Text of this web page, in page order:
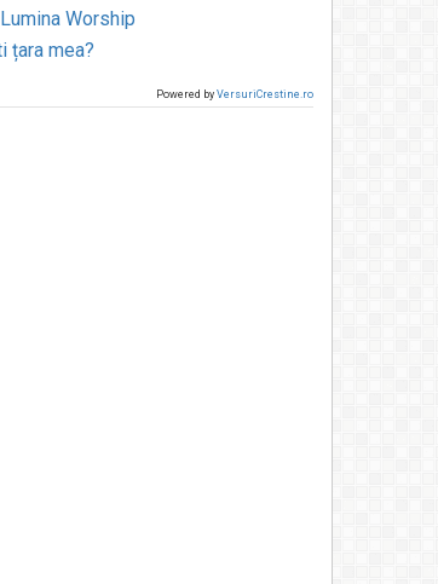
Worship
țara mea?
Powered by VersuriCrestine.ro